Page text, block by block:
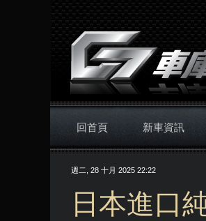
回首頁 新車資訊
週二, 28 十月 2025 22:22
日本進口